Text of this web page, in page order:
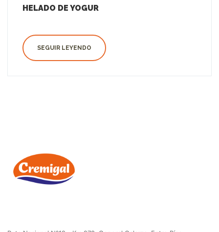
HELADO DE YOGUR
SEGUIR LEYENDO